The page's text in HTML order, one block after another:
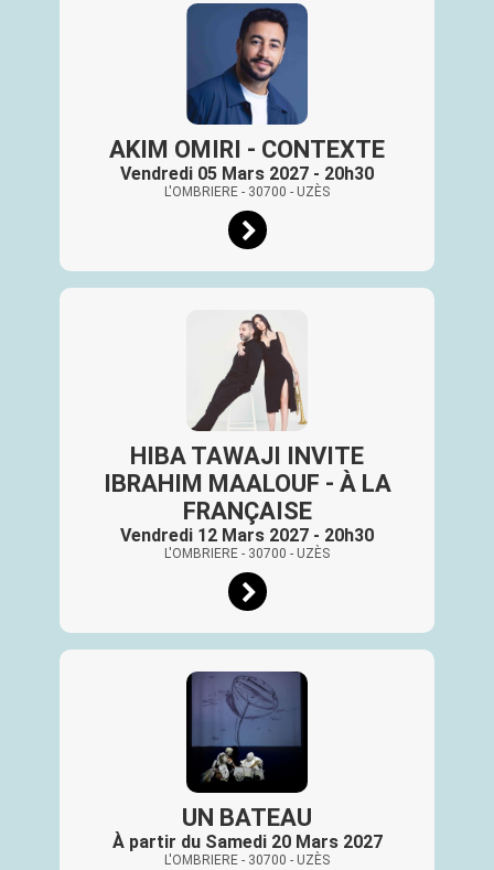
AKIM OMIRI - CONTEXTE
Vendredi 05 Mars 2027 - 20h30
L'OMBRIERE - 30700 - UZÈS
HIBA TAWAJI INVITE
IBRAHIM MAALOUF - À LA
FRANÇAISE
Vendredi 12 Mars 2027 - 20h30
L'OMBRIERE - 30700 - UZÈS
UN BATEAU
À partir du Samedi 20 Mars 2027
L'OMBRIERE - 30700 - UZÈS